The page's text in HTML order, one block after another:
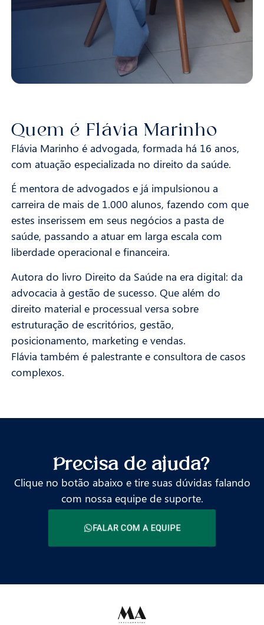
Quem é Flávia Marinho
Flávia Marinho é advogada, formada há 16 anos,
com atuação especializada no direito da saúde.
É mentora de advogados e já impulsionou a
carreira de mais de 1.000 alunos, fazendo com que
estes inserissem em seus negócios a pasta de
saúde, passando a atuar em larga escala com
liberdade operacional e financeira.
Autora do livro Direito da Saúde na era digital: da
advocacia à gestão de sucesso. Que além do
direito material e processual versa sobre
estruturação de escritórios, gestão,
posicionamento, marketing e vendas.
Flávia também é palestrante e consultora de casos
complexos.
Precisa de ajuda?
Clique no botão abaixo e tire suas dúvidas falando
com nossa equipe de suporte.
FALAR COM A EQUIPE